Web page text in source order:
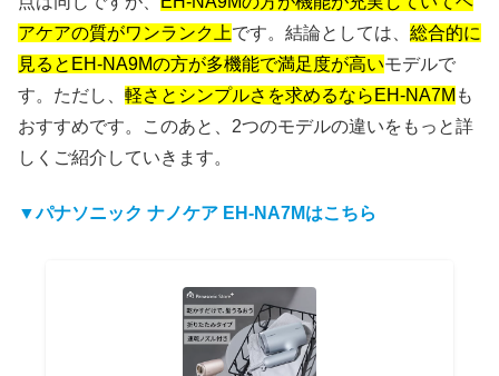
アケアの質がワンランク上です。結論としては、 総合的に
見るとEH-NA9Mの方が多機能で満足度が高いモデルで
す。ただし、 軽さとシンプルさを求めるならEH-NA7M も
おすすめです。このあと、2つのモデルの違いをもっと詳
しくご紹介していきます。
▼パナソニック ナノケア EH-NA7Mはこちら